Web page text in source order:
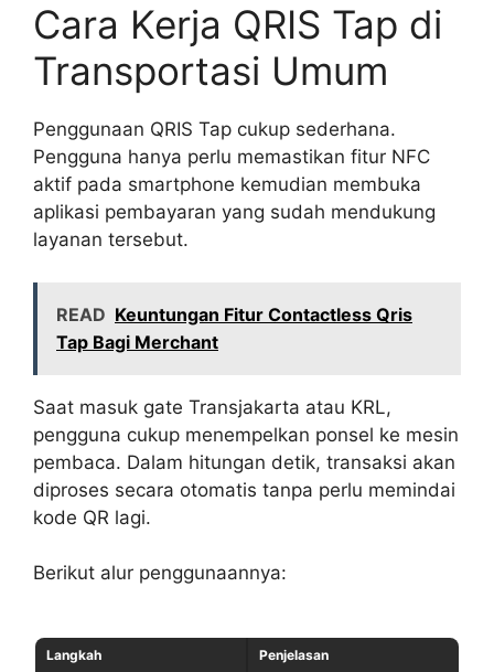
Cara Kerja QRIS Tap di
Transportasi Umum
Penggunaan QRIS Tap cukup sederhana.
Pengguna hanya perlu memastikan fitur NFC
aktif pada smartphone kemudian membuka
aplikasi pembayaran yang sudah mendukung
layanan tersebut.
READ Keuntungan Fitur Contactless Qris
Tap Bagi Merchant
Saat masuk gate Transjakarta atau KRL,
pengguna cukup menempelkan ponsel ke mesin
pembaca. Dalam hitungan detik, transaksi akan
diproses secara otomatis tanpa perlu memindai
kode QR lagi.
Berikut alur penggunaannya:
Langkah Penjelasan